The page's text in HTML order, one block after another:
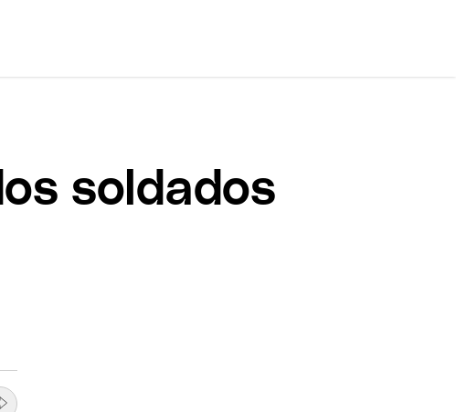
soldados